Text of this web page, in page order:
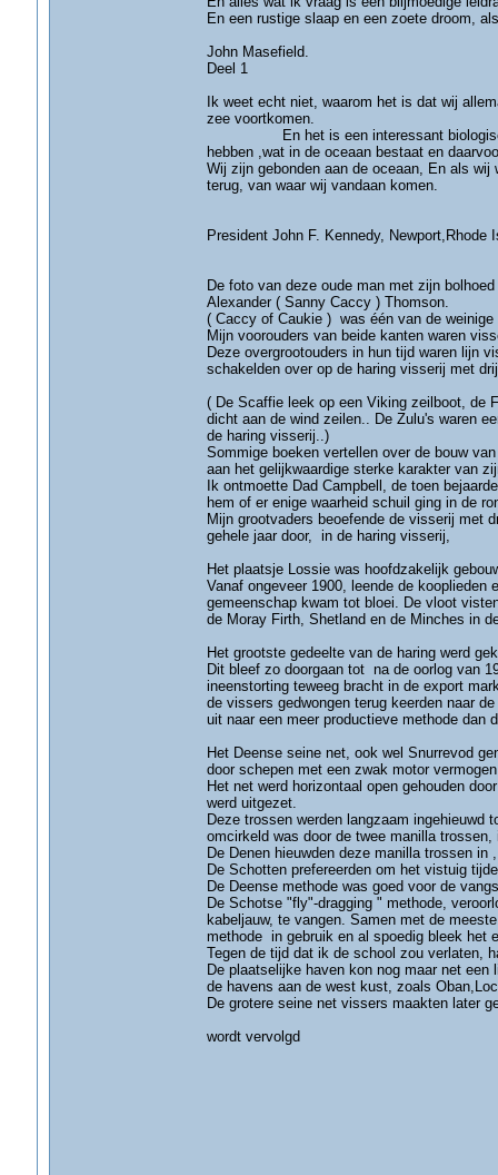
En een rustige slaap en een zoete droom,
John Masefield.
Deel 1
Ik weet echt niet, waarom het is dat wij
zee
En het is een interessant biologisch
hebben ,wat in de oceaan bestaat en
Wij zijn gebonden aan de oceaan, En als
terug, van
President John F. Kennedy, Newport,Rhode
De foto van deze oude man met zijn
Alexander ( Sanny Caccy ) Thomson.
( Caccy of Caukie ) was één van de
Mijn voorouders van beide kanten waren
Deze overgrootouders in hun tijd waren lijn
schakelden over op de haring
( De Scaffie leek op een Viking zeilboot, de
dicht aan de wind zeilen.. De Zulu's waren
de haring visserij..)
Sommige boeken vertellen over de bouw
aan het gelijkwaardige sterke karakter van
Ik ontmoette Dad Campbell, de toen
hem of er enige waarheid schuil ging in de
Mijn grootvaders beoefende de visserij met
gehele jaar door, in de haring visserij,
Het plaatsje Lossie was hoofdzakelijk
Vanaf ongeveer 1900, leende de
gemeenschap kwam tot bloei. De vloot
de Moray Firth, Shetland en de Minches in
Het grootste gedeelte van de haring werd
Dit bleef zo doorgaan tot na de oorlog van
ineenstorting teweeg bracht in de export
de vissers gedwongen terug keerden naar
uit naar een meer productieve methode dan
Het Deense seine net, ook wel Snurrevod
door schepen met een zwak motor
Het net werd horizontaal open gehouden
werd uitgezet.
Deze trossen werden langzaam
omcirkeld was door de twee manilla
De Denen hieuwden deze manilla trossen
De Schotten prefereerden om het vistuig
De Deense methode was goed voor de
De Schotse "fly"-dragging " methode,
kabeljauw, te vangen. Samen met de
methode in gebruik en al spoedig bleek het
Tegen de tijd dat ik de school zou verlaten,
De plaatselijke haven kon nog maar net
de havens aan de west kust, zoals
De grotere seine net vissers maakten later
wordt vervolgd